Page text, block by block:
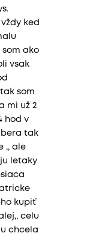
ked
ako
vsak
som
mi už 2
hod v
tak
,, ale
letaky
kupiť
celu
chcela